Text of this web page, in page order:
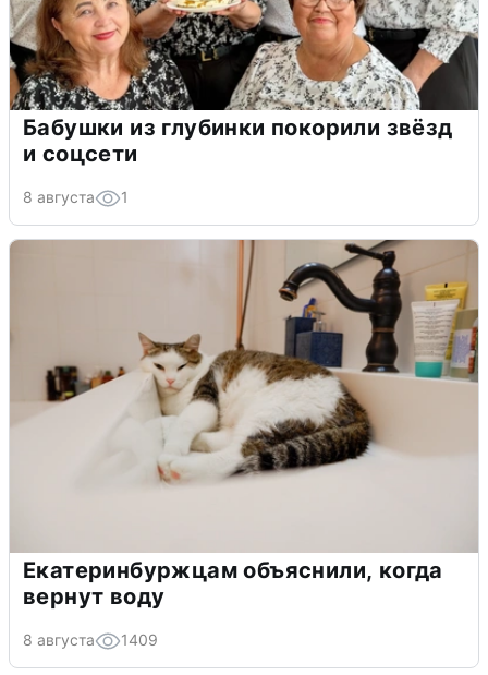
Бабушки из глубинки покорили звёзд
и соцсети
8 августа 1
Екатеринбуржцам объяснили, когда
вернут воду
8 августа 1409